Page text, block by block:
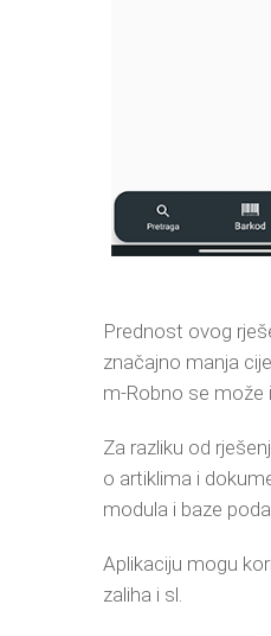
Prednost ovog
značajno manja
m-Robno se može
Za razliku od
o artiklima i
modula i baze
Aplikaciju mogu
zaliha i sl.